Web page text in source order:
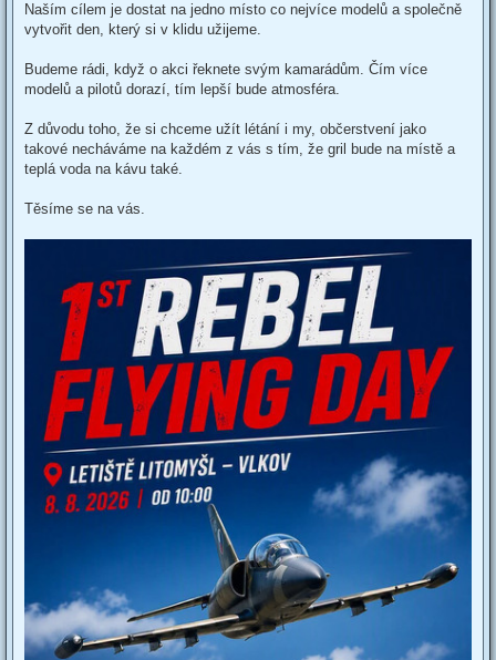
Naším cílem je dostat na jedno místo co nejvíce modelů a společně
vytvořit den, který si v klidu užijeme.
Budeme rádi, když o akci řeknete svým kamarádům. Čím více
modelů a pilotů dorazí, tím lepší bude atmosféra.
Z důvodu toho, že si chceme užít létání i my, občerstvení jako
takové necháváme na každém z vás s tím, že gril bude na místě a
teplá voda na kávu také.
Těsíme se na vás.